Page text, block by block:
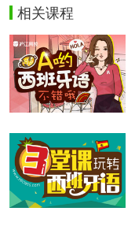
相关课程